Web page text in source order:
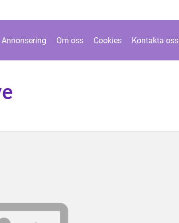
Annonsering Om oss Cookies Kontakta oss